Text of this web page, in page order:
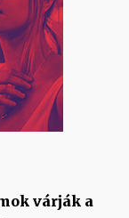
várják a